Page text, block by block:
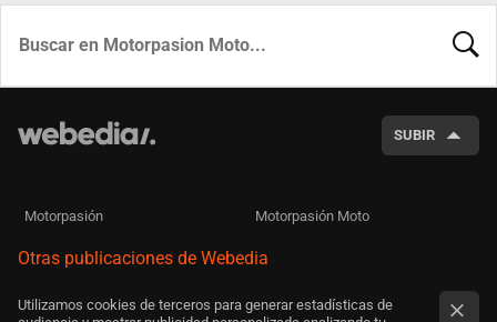
SUBIR
Motorpasión Motorpasión Moto
Otras publicaciones de Webedia
Utilizamos cookies de terceros para generar estadísticas de